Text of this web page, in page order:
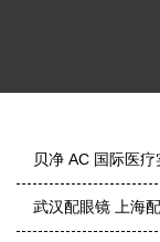
贝净 AC 国际医
武汉配眼镜 上海